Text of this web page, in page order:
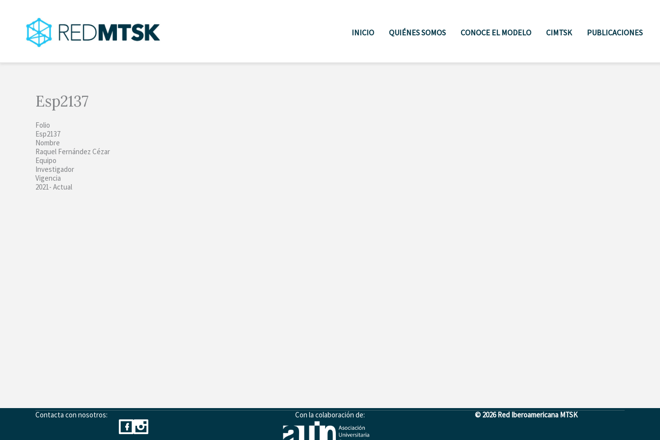
contenido
INICIO QUIÉNES SOMOS CONOCE EL MODELO CIMTSK PUBLICACIONES
Esp2137
Folio
Esp2137
Nombre
Raquel Fernández Cézar
Equipo
Investigador
Vigencia
2021- Actual
Contacta con nosotros: Con la colaboración de: © 2026 Red Iberoamericana MTSK